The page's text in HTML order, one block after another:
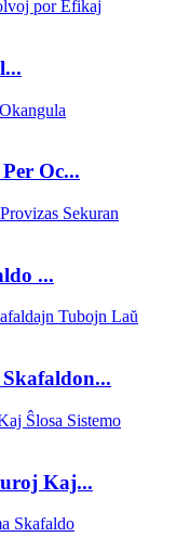
Oc...
...
Kaj...